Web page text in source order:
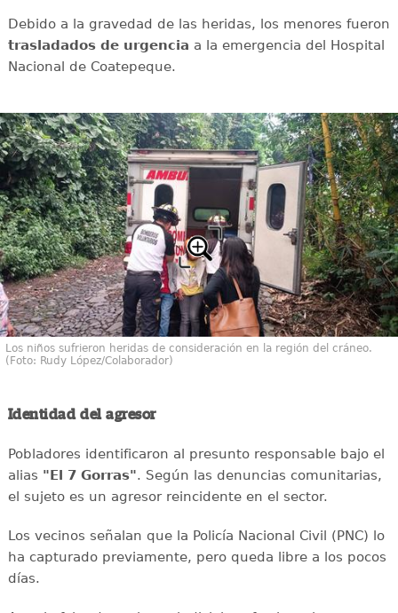
Debido a la gravedad de las heridas, los menores fueron
trasladados de urgencia a la emergencia del Hospital
Nacional de Coatepeque.
Los niños sufrieron heridas de consideración en la región del cráneo.
(Foto: Rudy López/Colaborador)
Identidad del agresor
Pobladores identificaron al presunto responsable bajo el
alias "El 7 Gorras". Según las denuncias comunitarias,
el sujeto es un agresor reincidente en el sector.
Los vecinos señalan que la Policía Nacional Civil (PNC) lo
ha capturado previamente, pero queda libre a los pocos
días.